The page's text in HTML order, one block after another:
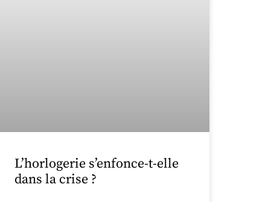
L’horlogerie s’enfonce-t-elle
dans la crise ?